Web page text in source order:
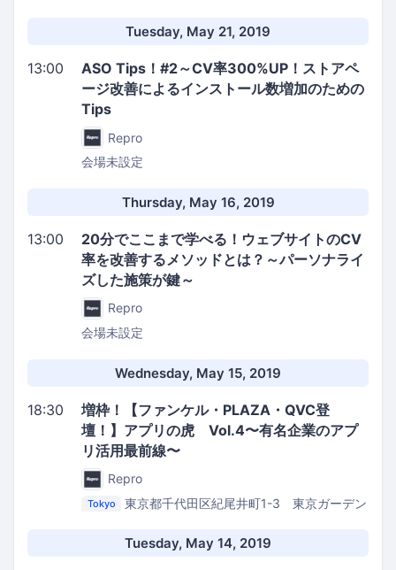
Tuesday, May 21, 2019
13:00
ASO Tips！#2～CV率300%UP！ストアペ
ージ改善によるインストール数増加のための
Tips
Repro
会場未設定
Thursday, May 16, 2019
13:00
20分でここまで学べる！ウェブサイトのCV
率を改善するメソッドとは？～パーソナライ
ズした施策が鍵～
Repro
会場未設定
Wednesday, May 15, 2019
18:30
増枠！【ファンケル・PLAZA・QVC登
壇！】アプリの虎 Vol.4〜有名企業のアプ
リ活用最前線〜
Repro
Tokyo
東京都千代田区紀尾井町1-3 東京ガーデン
FROSK株式会社 イベントスペース
Tuesday, May 14, 2019